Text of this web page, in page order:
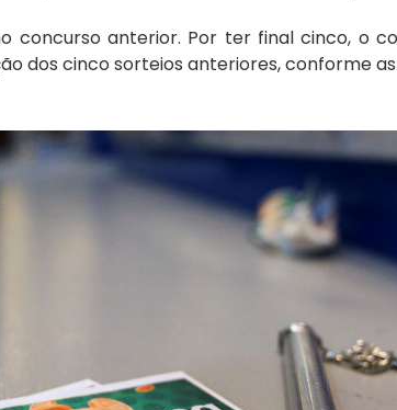
concurso anterior. Por ter final cinco, o
dos cinco sorteios anteriores, conforme